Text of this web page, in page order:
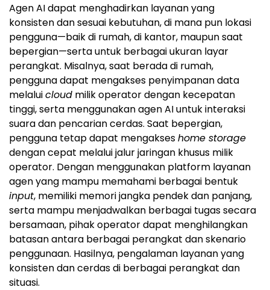
Agen AI dapat menghadirkan layanan yang
konsisten dan sesuai kebutuhan, di mana pun lokasi
pengguna—baik di rumah, di kantor, maupun saat
bepergian—serta untuk berbagai ukuran layar
perangkat. Misalnya, saat berada di rumah,
pengguna dapat mengakses penyimpanan data
melaluicloud milik operator dengan kecepatan
tinggi, serta menggunakan agen AI untuk interaksi
suara dan pencarian cerdas. Saat bepergian,
pengguna tetap dapat mengakseshome storage
dengan cepat melalui jalur jaringan khusus milik
operator. Dengan menggunakan platform layanan
agen yang mampu memahami berbagai bentuk
input, memiliki memori jangka pendek dan panjang,
serta mampu menjadwalkan berbagai tugas secara
bersamaan, pihak operator dapat menghilangkan
batasan antara berbagai perangkat dan skenario
penggunaan. Hasilnya, pengalaman layanan yang
konsisten dan cerdas di berbagai perangkat dan
situasi.